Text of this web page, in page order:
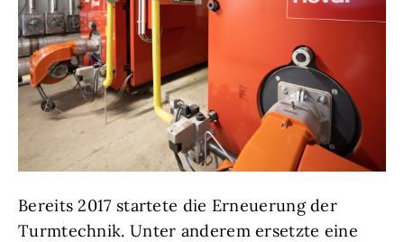
Bereits 2017 startete die Erneuerung der
Turmtechnik. Unter anderem ersetzte eine